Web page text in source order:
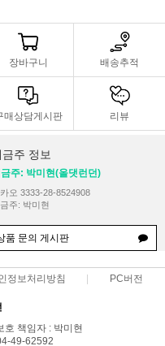
장바구니 배송추적
매상담게시판 리뷰
금주 정보
주: 박미현(올댓런던)
오 3333-28-8524908
주: 박미현
품 문의 게시판
정보처리방침 PC버전
호 책임자 : 박미현
49-62592